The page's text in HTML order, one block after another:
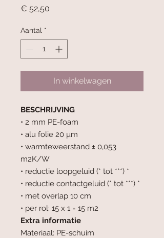
€ 52,50
Aantal *
In winkelwagen
BESCHRIJVING
• 2 mm PE-foam
• alu folie 20 µm
• warmteweerstand ± 0,053
m2K/W
• reductie loopgeluid (* tot ***) *
• reductie contactgeluid (* tot ***) *
• met overlap 10 cm
• per rol: 15 x 1 = 15 m2
Extra informatie
Materiaal: PE-schuim